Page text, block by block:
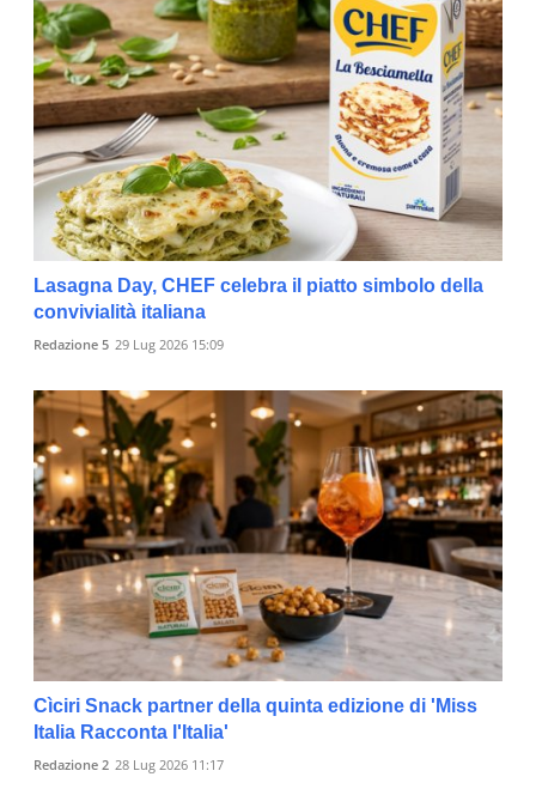
Lasagna Day, CHEF celebra il piatto simbolo della
convivialità italiana
Redazione 5 29 Lug 2026 15:09
Cìciri Snack partner della quinta edizione di 'Miss
Italia Racconta l'Italia'
Redazione 2 28 Lug 2026 11:17